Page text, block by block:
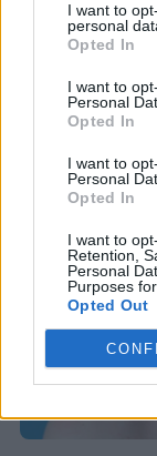
I want to
personal
Opted In
I want to
Personal
Opted In
I want to
Personal
Opted In
I want to
Retention,
Personal
Purposes
Opted Out
Οι τρίχες στο
να κάνετε για